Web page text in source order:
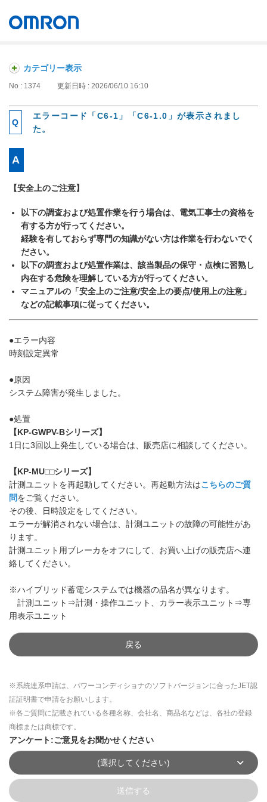
カテゴリー表示
No : 1374 更新日時 : 2026/06/10 16:10
エラーコード「C6-1」「C6-1.0」が表示されまし
た。
【安全上のご注意】
以下の調査および処置作業を行う場合は、電気工事士の資格を
有する方が行ってください。
経験を有しておらず専門の知識がない方は作業を行わないでく
ださい。
以下の調査および処置作業は、該当製品の保守・点検に習熟し
内在する危険を理解している方が行ってください。
マニュアルの「安全上のご注意/安全上の要点/使用上の注意」
などの記載事項に従ってください。
●エラー内容
時刻設定異常
●原因
システム障害が発生しました。
●処置
【KP-GWPV-Bシリーズ】
1日に3回以上発生している場合は、販売店に相談してください。
【KP-MU□□シリーズ】
計測ユニットを再起動してください。再起動方法はこちらのご質
問をご覧ください。
その後、日時設定をしてください。
エラーが解消されない場合は、計測ユニットの故障の可能性があ
ります。
計測ユニット用ブレーカをオフにして、お買い上げの販売店へ連
絡してください。
※ハイブリッド蓄電システムでは機器の品名が異なります。
計測ユニット⇒計測・操作ユニット、カラー表示ユニット⇒専
用表示ユニット
戻る
※系統連系申請は、パワーコンディショナのソフトバージョンに合ったJET認
証証明書で申請をお願いします。
※各ご質問に記載されている各種名称、会社名、商品名などは、各社の登録
商標または商標です。
アンケート:ご意見をお聞かせください
(選択してください)
送信する